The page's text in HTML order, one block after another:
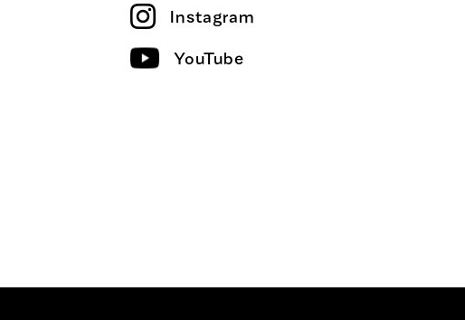
Instagram
YouTube